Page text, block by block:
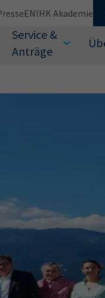
Service &
Anträge
EN IHK Akademie